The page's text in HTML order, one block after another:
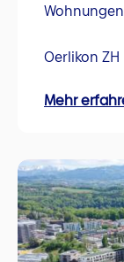
Oerlikon ZH
Mehr